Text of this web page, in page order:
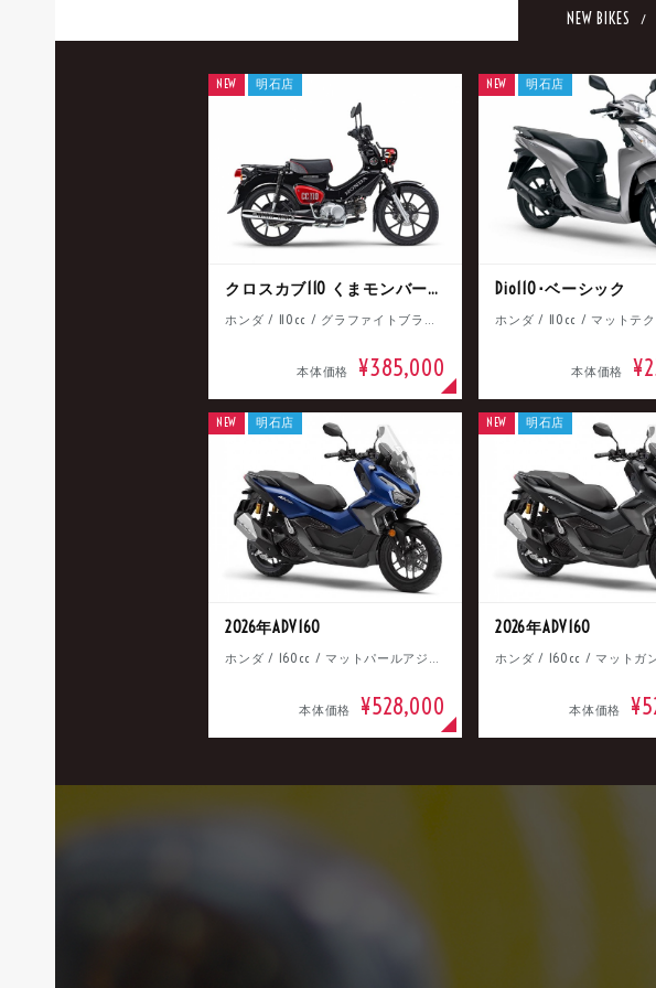
NEW BIKES /
クロスカブ110 くまモンバージョン
ホンダ / 110cc / グラファイトブラック
本体価格 ¥385,000
NEW 明石店
Dio110･ベーシック
本体価格
NEW 明石店
2026年ADV160
ホンダ / 160cc / マットパールアジャイルブルー
本体価格 ¥528,000
NEW 明石店
2026年ADV160
本体価格
NEW 明石店